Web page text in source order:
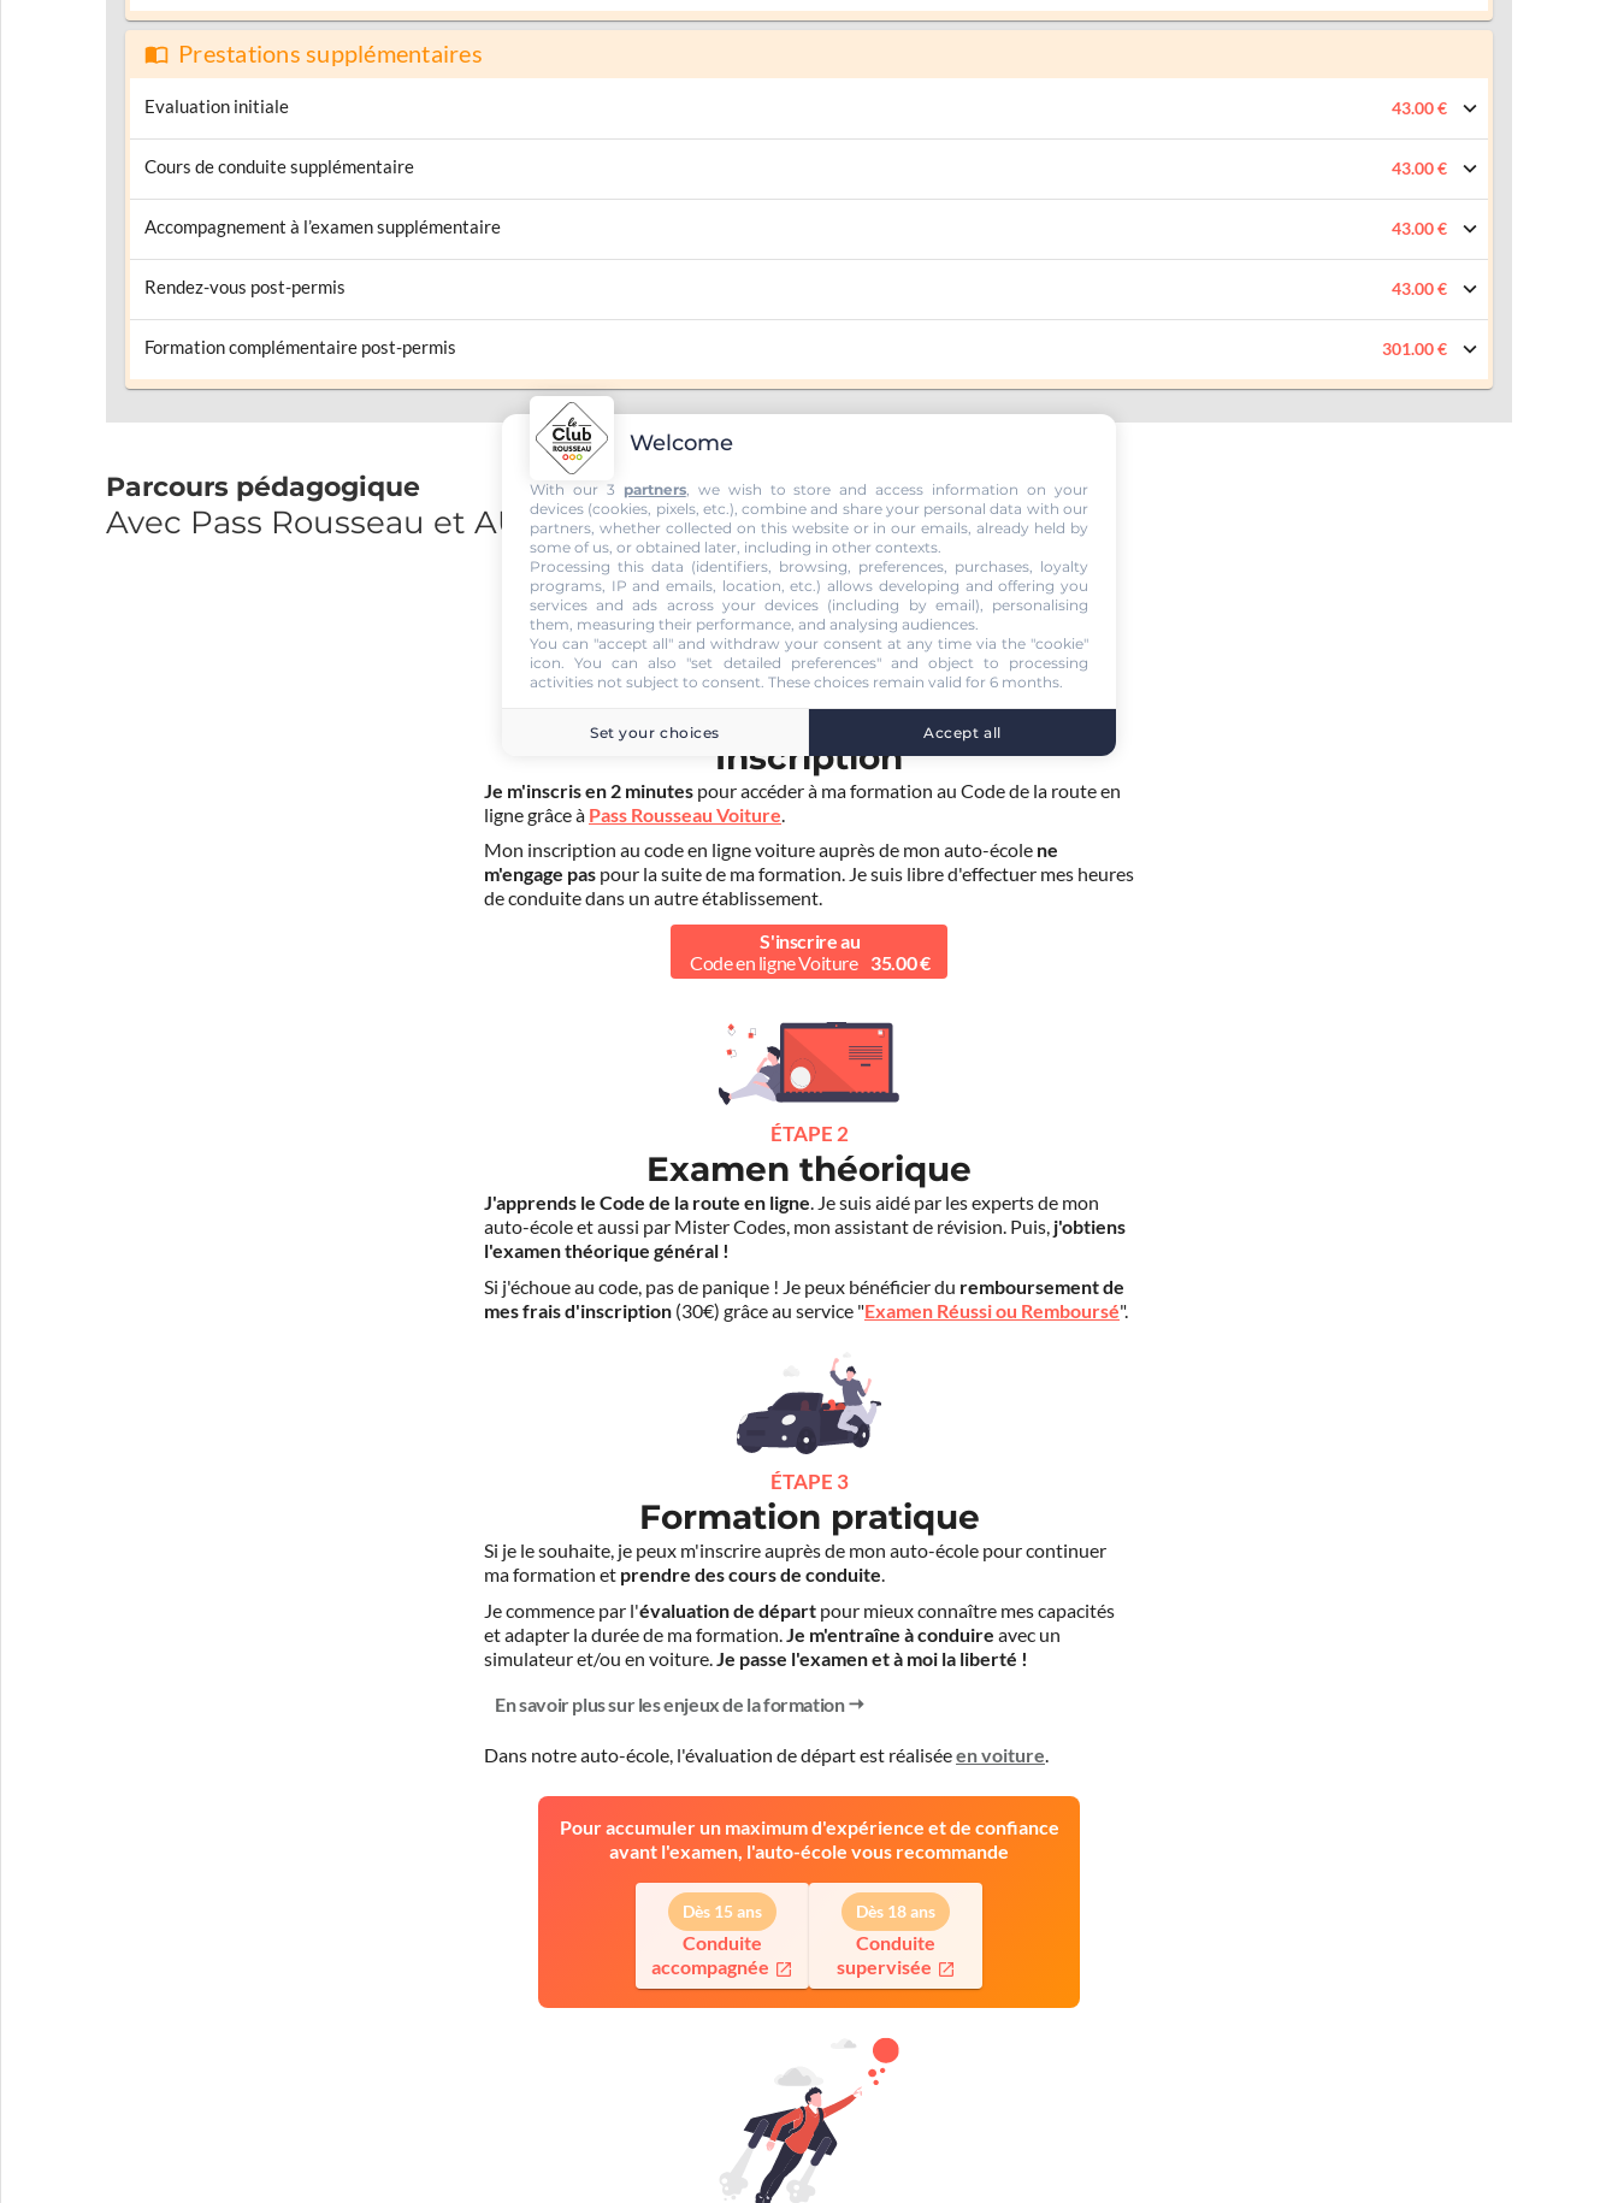
Prestations supplémentaires
Evaluation initiale 43.00 €
Cours de conduite supplémentaire 43.00 €
Accompagnement à l’examen supplémentaire 43.00 €
Rendez-vous post-permis 43.00 €
Formation complémentaire post-permis 301.00 €
Parcours pédagogique
Avec Pass Rousseau et AUTO ECOLE SAUREL PASCAL 2
Inscription
Je m'inscris en 2 minutes pour accéder à ma formation au Code de la route en
ligne grâce à Pass Rousseau Voiture.
Mon inscription au code en ligne voiture auprès de mon auto-école ne
m'engage pas pour la suite de ma formation. Je suis libre d'effectuer mes heures
de conduite dans un autre établissement.
S'inscrire au
Code en ligne Voiture
35.00 €
ÉTAPE 2
Examen théorique
J'apprends le Code de la route en ligne. Je suis aidé par les experts de mon
auto-école et aussi par Mister Codes, mon assistant de révision. Puis, j'obtiens
l'examen théorique général !
Si j'échoue au code, pas de panique ! Je peux bénéficier du remboursement de
mes frais d'inscription (30€) grâce au service "Examen Réussi ou Remboursé".
ÉTAPE 3
Formation pratique
Si je le souhaite, je peux m'inscrire auprès de mon auto-école pour continuer
ma formation et prendre des cours de conduite.
Je commence par l'évaluation de départ pour mieux connaître mes capacités
et adapter la durée de ma formation.Je m'entraîne à conduire avec un
simulateur et/ou en voiture.Je passe l'examen et à moi la liberté !
En savoir plus sur les enjeux de la formation
Dans notre auto-école, l'évaluation de départ est réaliséeen voiture.
Pour accumuler un maximum d'expérience et de confiance
avant l'examen, l'auto-école vous recommande
Dès 15 ans
Conduite
accompagnée
Dès 18 ans
Conduite
supervisée
Welcome
With our 3 partners, we wish to store and access information on your
devices (cookies, pixels, etc.), combine and share your personal data with our
partners, whether collected on this website or in our emails, already held by
some of us, or obtained later, including in other contexts.
Processing this data (identifiers, browsing, preferences, purchases, loyalty
programs, IP and emails, location, etc.) allows developing and offering you
services and ads across your devices (including by email), personalising
them, measuring their performance, and analysing audiences.
You can "accept all" and withdraw your consent at any time via the "cookie"
icon. You can also "set detailed preferences" and object to processing
activities not subject to consent. These choices remain valid for 6 months.
Set your choices Accept all